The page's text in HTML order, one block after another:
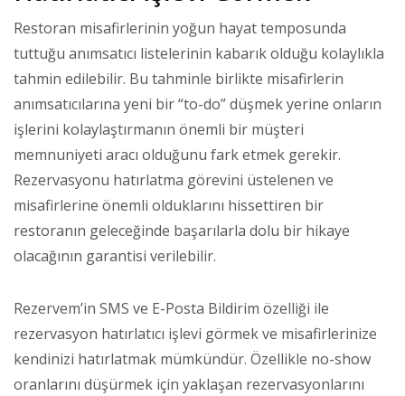
Restoran misafirlerinin yoğun hayat temposunda
tuttuğu anımsatıcı listelerinin kabarık olduğu kolaylıkla
tahmin edilebilir. Bu tahminle birlikte misafirlerin
anımsatıcılarına yeni bir “to-do” düşmek yerine onların
işlerini kolaylaştırmanın önemli bir müşteri
memnuniyeti aracı olduğunu fark etmek gerekir.
Rezervasyonu hatırlatma görevini üstelenen ve
misafirlerine önemli olduklarını hissettiren bir
restoranın geleceğinde başarılarla dolu bir hikaye
olacağının garantisi verilebilir.
Rezervem’in SMS ve E-Posta Bildirim özelliği ile
rezervasyon hatırlatıcı işlevi görmek ve misafirlerinize
kendinizi hatırlatmak mümkündür. Özellikle no-show
oranlarını düşürmek için yaklaşan rezervasyonlarını